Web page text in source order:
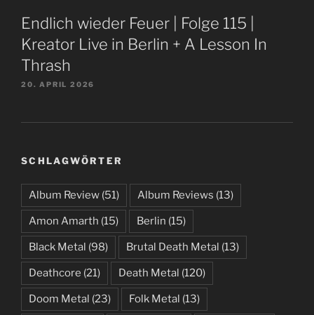
Endlich wieder Feuer | Folge 115 |
Kreator Live in Berlin + A Lesson In
Thrash
20. APRIL 2026
SCHLAGWÖRTER
Album Review (51) Album Reviews (13)
Amon Amarth (15) Berlin (15)
Black Metal (98) Brutal Death Metal (13)
Deathcore (21) Death Metal (120)
Doom Metal (23) Folk Metal (13)